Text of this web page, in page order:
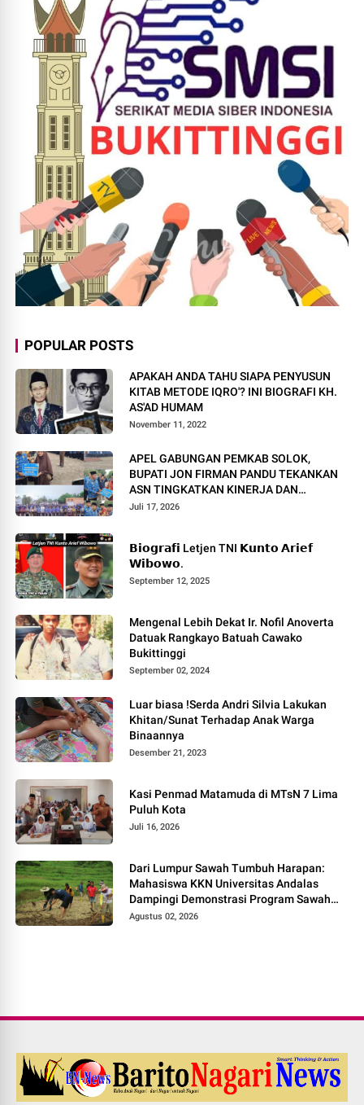
POPULAR POSTS
APAKAH ANDA TAHU SIAPA PENYUSUN
KITAB METODE IQRO'? INI BIOGRAFI KH.
AS'AD HUMAM
November 11, 2022
APEL GABUNGAN PEMKAB SOLOK,
BUPATI JON FIRMAN PANDU TEKANKAN
ASN TINGKATKAN KINERJA DAN
PELAYANAN MASYARAKAT.
Juli 17, 2026
𝗕𝗶𝗼𝗴𝗿𝗮𝗳𝗶 Letjen TNI 𝗞𝘂𝗻𝘁𝗼 𝗔𝗿𝗶𝗲𝗳
𝗪𝗶𝗯𝗼𝘄𝗼.
September 12, 2025
Mengenal Lebih Dekat Ir. Nofil Anoverta
Datuak Rangkayo Batuah Cawako
Bukittinggi
September 02, 2024
Luar biasa !Serda Andri Silvia Lakukan
Khitan/Sunat Terhadap Anak Warga
Binaannya
Desember 21, 2023
Kasi Penmad Matamuda di MTsN 7 Lima
Puluh Kota
Juli 16, 2026
Dari Lumpur Sawah Tumbuh Harapan:
Mahasiswa KKN Universitas Andalas
Dampingi Demonstrasi Program Sawah
Pokok Murah di Jorong Bayua
Agustus 02, 2026